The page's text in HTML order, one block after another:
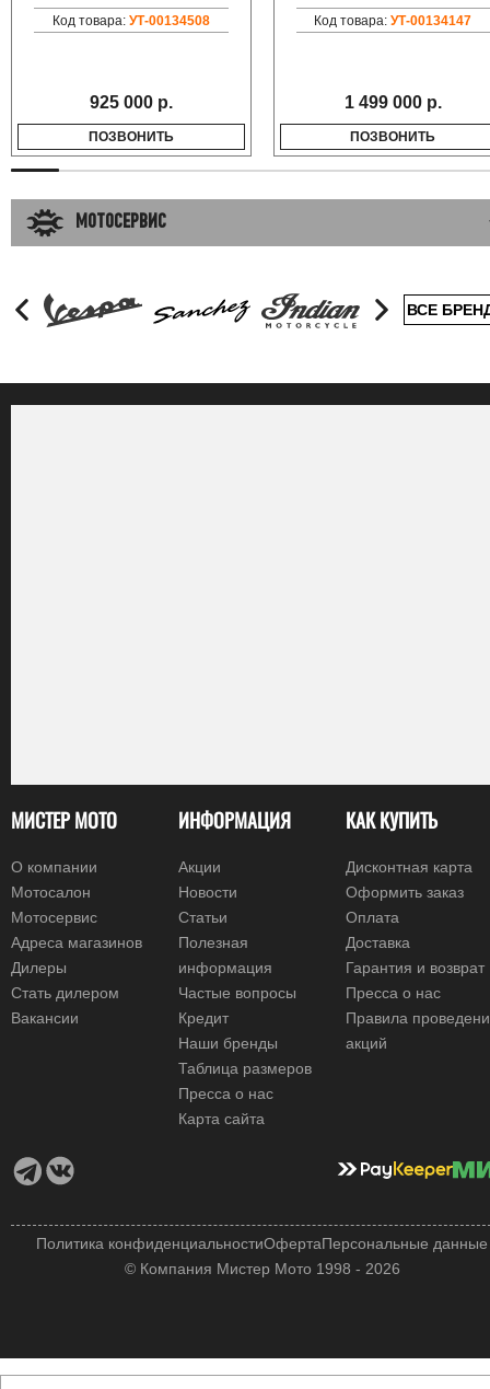
Код товара: УТ-00134508
925 000 р.
ПОЗВОНИТЬ
Код товара:УТ-00134147
1 499 000 р.
ПОЗВОНИТЬ
МОТОСЕРВИС
ВСЕ
МИСТЕР МОТО
О компании
Мотосалон
Мотосервис
Адреса магазинов
Дилеры
Стать дилером
Вакансии
ИНФОРМАЦИЯ
Акции
Новости
Статьи
Полезная
информация
Частые вопросы
Кредит
Наши бренды
Таблица размеров
Пресса о нас
Карта сайта
КАК КУПИТЬ
Дисконтная карта
Оформить заказ
Оплата
Доставка
Гарантия и возврат
Пресса о нас
Правила
акций
© Компания Мистер Мото 1998 - 2026
Политика конфиденциальностиОфертаПерсональные данные